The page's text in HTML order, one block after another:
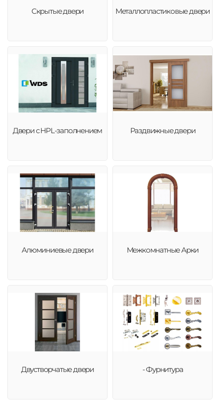
Скрытые двери Металлопластиковые двери
Двери с HPL-заполнением Раздвижные двери
Алюминиевые двери Межкомнатные Арки
Двустворчатые двери - Фурнитура